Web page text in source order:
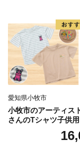
情報の提供及び
のために使用させ
ールの配信やパン
だくことがありま
御不明な点や、電
のご希望がござ
(furusato-
愛知県小牧市
小牧市のアーティス
さんのTシャツ子供